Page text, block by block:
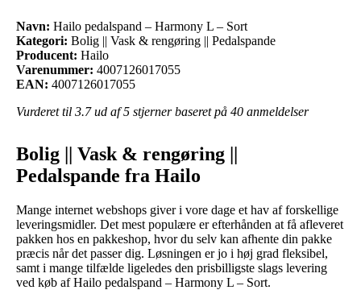
Navn: Hailo pedalspand – Harmony L – Sort
Kategori: Bolig || Vask & rengøring || Pedalspande
Producent: Hailo
Varenummer: 4007126017055
EAN: 4007126017055
Vurderet til 3.7ud af 5 stjerner baseret på 40 anmeldelser
Bolig || Vask & rengøring ||
Pedalspande fra Hailo
Mange internet webshops giver i vore dage et hav af forskellige
leveringsmidler. Det mest populære er efterhånden at få afleveret
pakken hos en pakkeshop, hvor du selv kan afhente din pakke
præcis når det passer dig. Løsningen er jo i høj grad fleksibel,
samt i mange tilfælde ligeledes den prisbilligste slags levering
ved køb af Hailo pedalspand – Harmony L – Sort.